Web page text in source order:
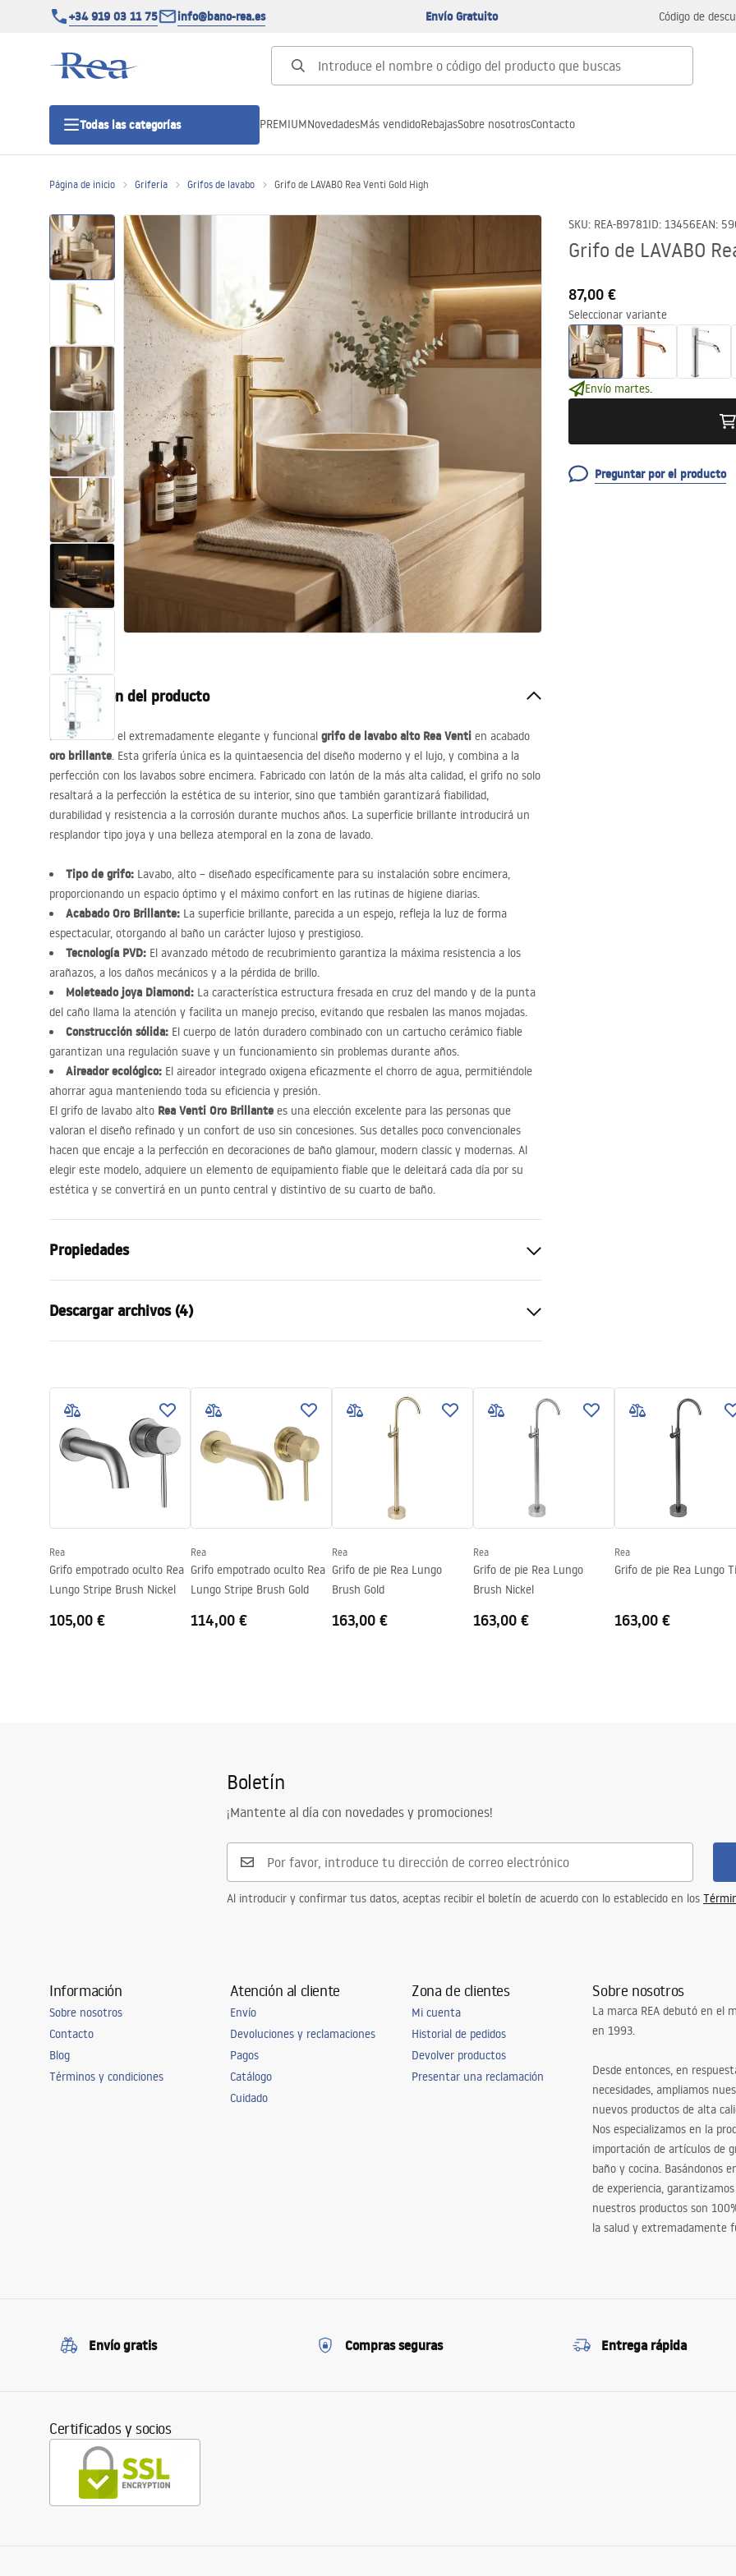
+34 919 03 11 75 info@bano-rea.es Envío Gratuito Código de
Todas las categorías
Puertas de ducha
Platos de ducha
Drenajes lineales
Inodoro, Bidé
Lavabos
Bañeras y mamparas
Grifería
Ducha
Cocina
PREMIUMNovedadesMás vendidoRebajasSobre nosotrosContacto
Página de inicio Grifería Grifos de lavabo Grifo de LAVABO Rea Venti Gold High
SKU: REA-B9781ID: 13456EAN:
Grifo de LAVABO
87,00 €
Seleccionar variante
Envío martes.
Preguntar por el producto
Descripción del producto
Presentamos el extremadamente elegante y funcional grifo de lavabo alto Rea Venti en acabado
oro brillante. Esta grifería única es la quintaesencia del diseño moderno y el lujo, y combina a la
perfección con los lavabos sobre encimera. Fabricado con latón de la más alta calidad, el grifo no solo
resaltará a la perfección la estética de su interior, sino que también garantizará fiabilidad,
durabilidad y resistencia a la corrosión durante muchos años. La superficie brillante introducirá un
resplandor tipo joya y una belleza atemporal en la zona de lavado.
Tipo de grifo: Lavabo, alto – diseñado específicamente para su instalación sobre encimera,
proporcionando un espacio óptimo y el máximo confort en las rutinas de higiene diarias.
Acabado Oro Brillante: La superficie brillante, parecida a un espejo, refleja la luz de forma
espectacular, otorgando al baño un carácter lujoso y prestigioso.
Tecnología PVD: El avanzado método de recubrimiento garantiza la máxima resistencia a los
arañazos, a los daños mecánicos y a la pérdida de brillo.
Moleteado joya Diamond: La característica estructura fresada en cruz del mando y de la punta
del caño llama la atención y facilita un manejo preciso, evitando que resbalen las manos mojadas.
Construcción sólida: El cuerpo de latón duradero combinado con un cartucho cerámico fiable
garantizan una regulación suave y un funcionamiento sin problemas durante años.
Aireador ecológico: El aireador integrado oxigena eficazmente el chorro de agua, permitiéndole
ahorrar agua manteniendo toda su eficiencia y presión.
El grifo de lavabo alto Rea Venti Oro Brillante es una elección excelente para las personas que
valoran el diseño refinado y un confort de uso sin concesiones. Sus detalles poco convencionales
hacen que encaje a la perfección en decoraciones de baño glamour, modern classic y modernas. Al
elegir este modelo, adquiere un elemento de equipamiento fiable que le deleitará cada día por su
estética y se convertirá en un punto central y distintivo de su cuarto de baño.
Propiedades
Método de instalación
Color
Dorado
Alcance del caño
Altura
295
Tecnología de recubrimiento
Diámetro de la conexión
Garantía
5 años
Descargar archivos (4)
Warranty_Terms_and_Conditions_
Información de seguridad
Safety_Information_Faucets.pdf
Rea
Grifo empotrado oculto Rea
Lungo Stripe Brush Nickel
105,00 €
Rea
Grifo empotrado oculto Rea
Lungo Stripe Brush Gold
114,00 €
Rea
Grifo de pie Rea Lungo
Brush Gold
163,00 €
Rea
Grifo de pie Rea Lungo
Brush Nickel
163,00 €
Rea
Grifo de pie Rea Lungo
163,00 €
Boletín
¡Mantente al día con novedades y promociones!
Al introducir y confirmar tus datos, aceptas recibir el boletín de acuerdo con lo establecido en los
Información
Sobre nosotros
Contacto
Blog
Términos y condiciones
Atención al cliente
Envío
Devoluciones y reclamaciones
Pagos
Catálogo
Cuidado
Zona de clientes
Mi cuenta
Historial de pedidos
Devolver productos
Presentar una reclamación
Sobre nosotros
La marca REA debutó en el
en 1993.
Desde entonces, en
necesidades, ampliamos
nuevos productos de alta
Nos especializamos en la
importación de artículos de
baño y cocina. Basándonos
de experiencia,
nuestros productos son
la salud y extremadamente
Envío gratis Compras seguras Entrega rápida
Certificados y socios